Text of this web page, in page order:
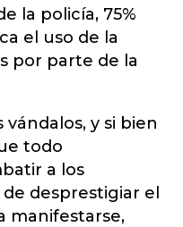
la policía, 75%
el uso de la
por parte de la
y si bien
todo
a los
desprestigiar el
manifestarse,